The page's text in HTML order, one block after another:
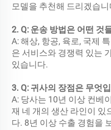
모델을 추천해 드리겠습니
2. Q: 운송 방법은 어떤 것
A: 해상, 항공, 육로, 국제
은 서비스와 경쟁력 있는
있습니다.
3. Q: 귀사의 장점은 무엇
A: 당사는 10년 이상 컨베
재 네 개의 생산 라인이 있
다. 8년 이상 수출 경험을